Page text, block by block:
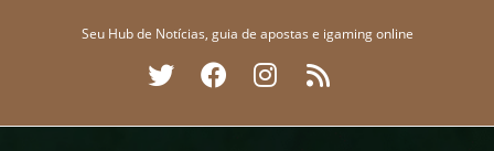
Seu Hub de Notícias, guia de apostas e igaming online